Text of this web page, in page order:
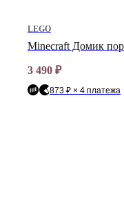
Minecraft Домик
LEGO
3 490 ₽
873 ₽ × 4 платежа